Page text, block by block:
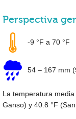
Perspectiva
-9 °F a 70 °F
54 – 167 mm
La temperatura
Ganso) y 40.8 °F